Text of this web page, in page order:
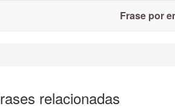
Frase por
relacionadas